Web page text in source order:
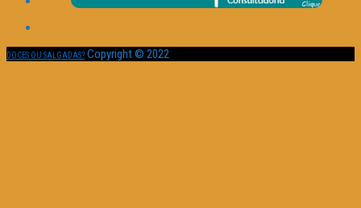
DOCES OU SALGADAS? Copyright © 2022